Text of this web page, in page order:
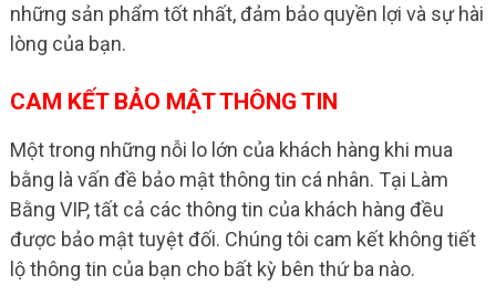
những sản phẩm tốt nhất, đảm bảo quyền lợi và sự hài
lòng của bạn.
CAM KẾT BẢO MẬT THÔNG TIN
Một trong những nỗi lo lớn của khách hàng khi mua
bằng là vấn đề bảo mật thông tin cá nhân. Tại Làm
Bằng VIP, tất cả các thông tin của khách hàng đều
được bảo mật tuyệt đối. Chúng tôi cam kết không tiết
lộ thông tin của bạn cho bất kỳ bên thứ ba nào.